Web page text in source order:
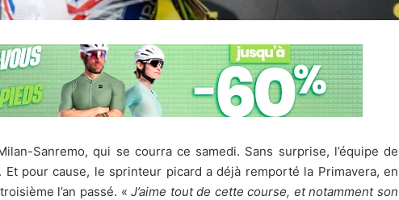
Sanremo, qui se courra ce samedi. Sans surprise, l’équipe de
pour cause, le sprinteur picard a déjà remporté la Primavera, en
l’an passé. «J’aime tout de cette course, et notamment son